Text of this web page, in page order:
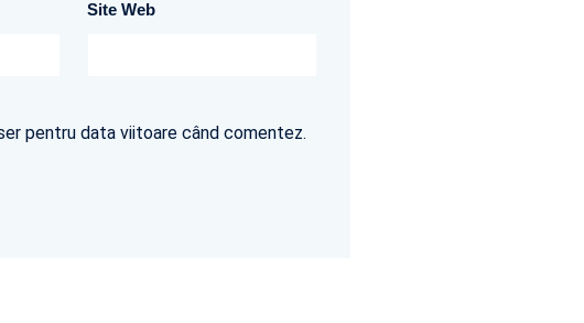
Site Web
pentru data viitoare când comentez.